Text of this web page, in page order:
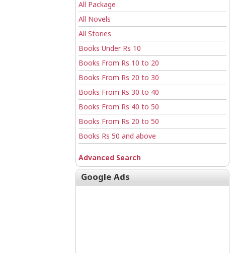
All Package
All Novels
All Stories
Books Under Rs 10
Books From Rs 10 to 20
Books From Rs 20 to 30
Books From Rs 30 to 40
Books From Rs 40 to 50
Books From Rs 20 to 50
Books Rs 50 and above
Advanced Search
Google Ads